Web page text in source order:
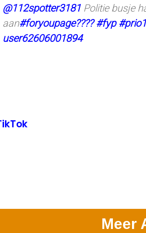
@112spotter3181Politie busje
aan#foryoupage???? #fyp #prio1
user62606001894
Meer